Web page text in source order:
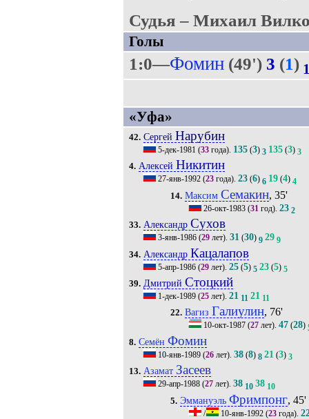
Судья – Михаил
Голы
1:0—Фомин(49') 3 (1)
«Уфа»
42. Сергей Нарубин
5-дек-1981 (33года). 135(3) 3 135(3) 3
4. Алексей Никитин
27-янв-1992(23года). 23(6) 6 19(4) 4
14. Максим Семакин, 35'
26-окт-1983 (31 год).23 2
33. Александр Сухов
3-янв-1986(29лет). 31(30) 9 29 9
34. Александр Кацалапов
5-апр-1986(29лет). 25(5) 5 23(5) 5
39. Дмитрий Стоцкий
1-дек-1989(25лет). 21 11 21 11
22. Вагиз Галиулин, 76'
10-окт-1987 (27 лет).47 (28)
8. Семён Фомин
10-янв-1989(26лет). 38(8) 8 21 (3) 3
13. Азамат Засеев
29-апр-1988(27лет). 38 10 38 10
5. Эммануэль Фримпонг, 45'
/ 10-янв-1992 (23 года).